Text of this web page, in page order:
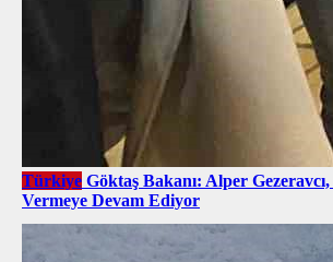
Türkiye Göktaş Bakanı: Alper
Vermeye Devam Ediyor